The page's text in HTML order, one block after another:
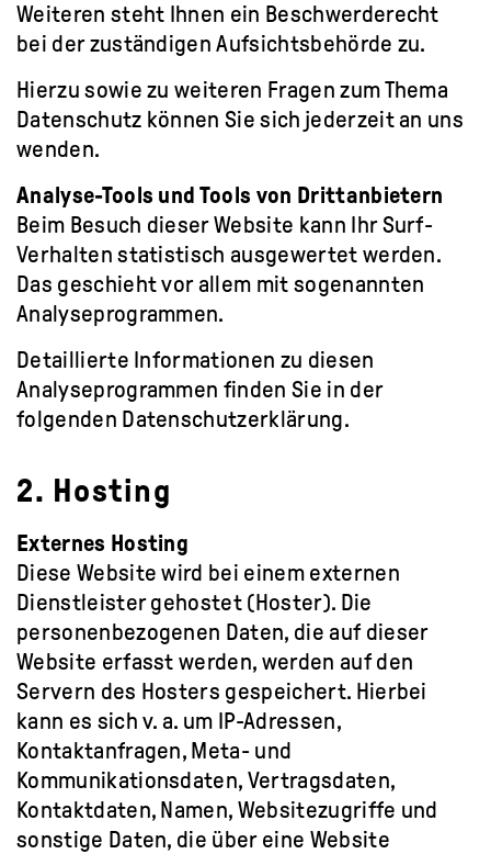
Weiteren steht Ihnen ein Beschwerderecht
bei der zuständigen Aufsichtsbehörde zu.
Hierzu sowie zu weiteren Fragen zum Thema
Datenschutz können Sie sich jederzeit an uns
wenden.
Analyse-Tools und Tools von Drittanbietern
Beim Besuch dieser Website kann Ihr Surf-
Verhalten statistisch ausgewertet werden.
Das geschieht vor allem mit sogenannten
Analyseprogrammen.
Detaillierte Informationen zu diesen
Analyseprogrammen finden Sie in der
folgenden Datenschutzerklärung.
2. Hosting
Externes Hosting
Diese Website wird bei einem externen
Dienstleister gehostet (Hoster). Die
personenbezogenen Daten, die auf dieser
Website erfasst werden, werden auf den
Servern des Hosters gespeichert. Hierbei
kann es sich v. a. um IP-Adressen,
Kontaktanfragen, Meta- und
Kommunikationsdaten, Vertragsdaten,
Kontaktdaten, Namen, Websitezugriffe und
sonstige Daten, die über eine Website